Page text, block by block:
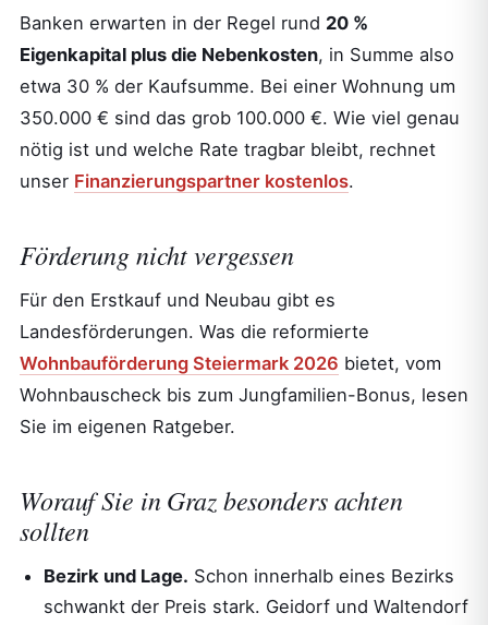
Banken erwarten in der Regel rund 20 %
Eigenkapital plus die Nebenkosten, in Summe also
etwa 30 % der Kaufsumme. Bei einer Wohnung um
350.000 € sind das grob 100.000 €. Wie viel genau
nötig ist und welche Rate tragbar bleibt, rechnet
unser Finanzierungspartner kostenlos.
Förderung nicht vergessen
Für den Erstkauf und Neubau gibt es
Landesförderungen. Was die reformierte
Wohnbauförderung Steiermark 2026 bietet, vom
Wohnbauscheck bis zum Jungfamilien-Bonus, lesen
Sie im eigenen Ratgeber.
Worauf Sie in Graz besonders achten
sollten
Bezirk und Lage. Schon innerhalb eines Bezirks
schwankt der Preis stark. Geidorf und Waltendorf